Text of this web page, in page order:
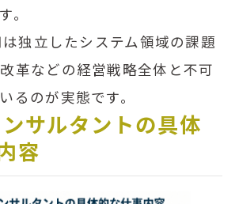
。
独立したシステム領域の課題
革などの経営戦略全体と不可
るのが実態です。
サルタントの具体
容